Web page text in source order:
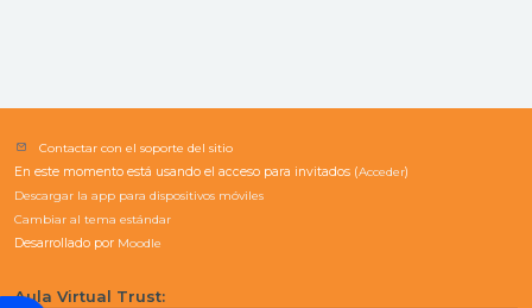
Contactar con el soporte del sitio
En este momento está usando el acceso para invitados (Acceder)
Descargar la app para dispositivos móviles
Cambiar al tema estándar
Desarrollado por Moodle
Aula Virtual Trust: